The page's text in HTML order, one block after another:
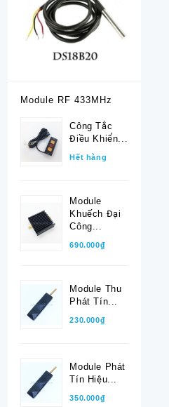
Module RF 433MHz
Công Tắc
Điều Khiển...
Hết hàng
Module
Khuếch Đại
Công...
690.000₫
Module Thu
Phát Tín...
230.000₫
Module Phát
Tín Hiệu...
350.000₫